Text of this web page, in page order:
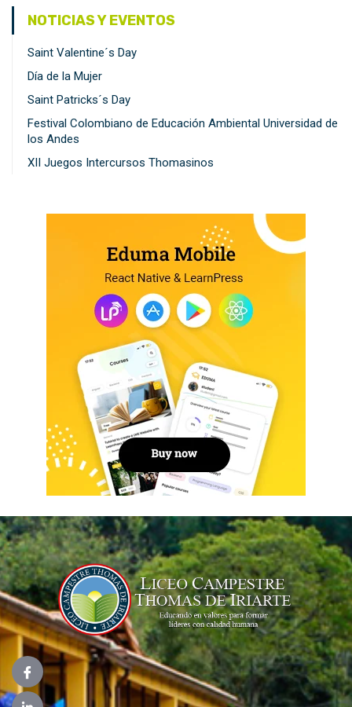
NOTICIAS Y EVENTOS
Saint Valentine´s Day
Día de la Mujer
Saint Patricks´s Day
Festival Colombiano de Educación Ambiental Universidad de
los Andes
XII Juegos Intercursos Thomasinos